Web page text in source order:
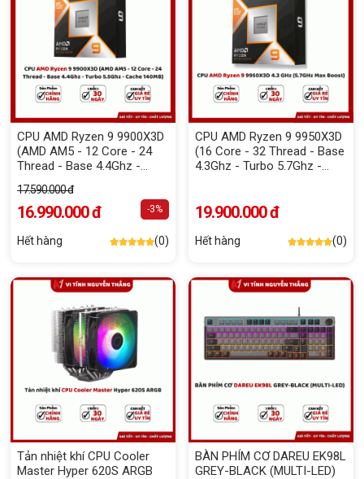
CPU AMD Ryzen 9 9900X3D
(AMD AM5 - 12 Core - 24
Thread - Base 4.4Ghz -
140MB)
17.590.000 đ
16.990.000 đ -3%
Hết hàng (0)
CPU AMD Ryzen 9 9950X3D
(16 Core - 32 Thread - Base
4.3Ghz - Turbo 5.7Ghz -
19.900.000 đ
Hết hàng (0)
Tản nhiệt khí CPU Cooler
Master Hyper 620S ARGB
BÀN PHÍM CƠ DAREU EK98L
GREY-BLACK (MULTI-LED)